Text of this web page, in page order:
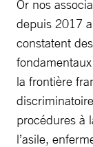
Or nos
depuis 2017
constatent
la frontière
procédures à
l’asile,